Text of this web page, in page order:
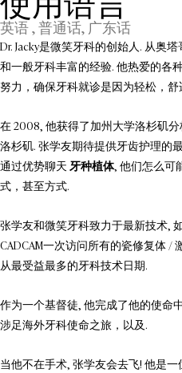
英语 , 普通话, 广东话
Dr. Jacky是微笑牙科的创始人. 从奥
和一般牙科丰富的经验. 他热爱的各
努力，确保牙科就诊是因为轻松，舒
在 2008, 他获得了加州大学洛杉矶分
洛杉矶. 张学友期待提供牙齿护理的
通过优势聊天 牙种植体, 他们怎么可
式，甚至方式.
张学友和微笑牙科致力于最新技术,
CADCAM一次访问所有的瓷修复体 /
从最受益最多的牙科技术日期.
作为一个基督徒, 他完成了他的使命
涉足海外牙科使命之旅，以及.
当他不在手术, 张学友会去飞! 他是